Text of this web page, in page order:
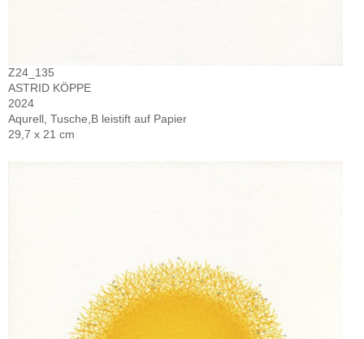
Z24_135
ASTRID KÖPPE
2024
Aqurell, Tusche,B leistift auf Papier
29,7 x 21 cm